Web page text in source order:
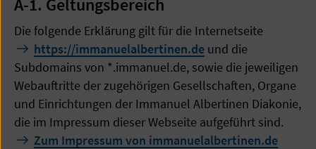
A-1. Geltungsbereich
Die folgende Erklärung gilt für die Internetseite
https://immanuelalbertinen.de und die
Subdomains von *.immanuel.de, sowie die jeweiligen
Webauftritte der zugehörigen Gesellschaften, Organe
und Einrichtungen der Immanuel Albertinen Diakonie,
die im Impressum dieser Webseite aufgeführt sind.
Zum Impressum von immanuelalbertinen.de